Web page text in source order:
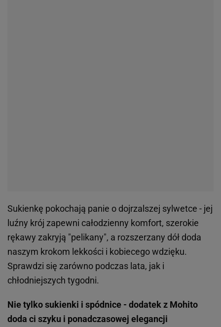
Sukienkę pokochają panie o dojrzalszej sylwetce - jej
luźny krój zapewni całodzienny komfort, szerokie
rękawy zakryją "pelikany", a rozszerzany dół doda
naszym krokom lekkości i kobiecego wdzięku.
Sprawdzi się zarówno podczas lata, jak i
chłodniejszych tygodni.
Nie tylko sukienki i spódnice - dodatek z Mohito
doda ci szyku i ponadczasowej elegancji